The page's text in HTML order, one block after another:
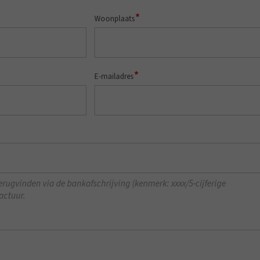
Woonplaats*
E-mailadres*
via de bankafschrijving (kenmerk: xxxx/5-cijferige